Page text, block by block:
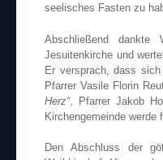
seelisches Fasten zu
Abschließend dankte
Jesuitenkirche und
Er versprach, dass
Pfarrer Vasile Florin
Herz“, Pfarrer Jakob
Kirchengemeinde werde
Den Abschluss der